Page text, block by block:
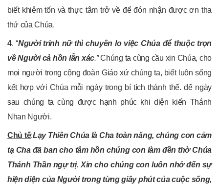
biết khiêm tốn và thực tâm trở về để đón nhận được ơn tha
thứ của Chúa.
4. “Người trinh nữ thì chuyên lo việc Chúa để thuộc trọn
về Người cả hồn lẫn xác.”Chúng ta cùng cầu xin Chúa, cho
mọi người trong cộng đoàn Giáo xứ chúng ta, biết luôn sống
kết hợp với Chúa mỗi ngày trong bí tích thánh thể. để ngày
sau chúng ta cùng được hạnh phúc khi diện kiến Thánh
Nhan Người.
Chủ tế:Lạy Thiên Chúa là Cha toàn năng, chúng con cảm
tạ Cha đã ban cho tâm hồn chúng con làm đền thờ Chúa
Thánh Thần ngự trị. Xin cho chúng con luôn nhớ đến sự
hiện diện của Người trong từng giây phút của cuộc sống,